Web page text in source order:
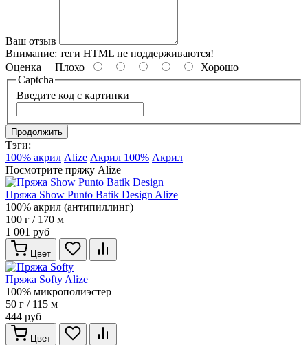
Ваш отзыв
Внимание: теги HTML не поддерживаются!
Оценка Плохо
Хорошо
Captcha
Введите код с картинки
Продолжить
Тэги:
100% акрил Alize Акрил 100% Акрил
Посмотрите пряжу Alize
Пряжа Show Punto Batik Design Alize
100% акрил (антипиллинг)
100 г / 170 м
1 001 руб
Цвет
Пряжа Softy Alize
100% микрополиэстер
50 г / 115 м
444 руб
Цвет